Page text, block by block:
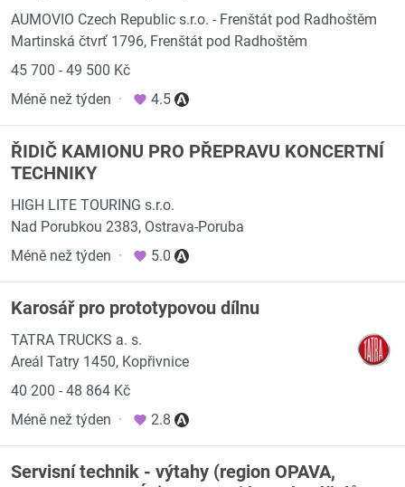
AUMOVIO Czech Republic s.r.o. - Frenštát pod Radhoštěm
Martinská čtvrť 1796, Frenštát pod Radhoštěm
45 700 - 49 500 Kč
Méně než týden · 4.5
ŘIDIČ KAMIONU PRO PŘEPRAVU KONCERTNÍ
TECHNIKY
HIGH LITE TOURING s.r.o.
Nad Porubkou 2383, Ostrava-Poruba
Méně než týden · 5.0
Karosář pro prototypovou dílnu
TATRA TRUCKS a. s.
Areál Tatry 1450, Kopřivnice
40 200 - 48 864 Kč
Méně než týden · 2.8
Servisní technik - výtahy (region OPAVA,